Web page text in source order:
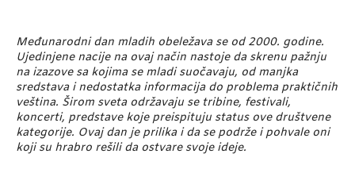
Međunarodni dan mladih obeležava se od 2000. godine.
Ujedinjene nacije na ovaj način nastoje da skrenu pažnju
na izazove sa kojima se mladi suočavaju, od manjka
sredstava i nedostatka informacija do problema praktičnih
veština. Širom sveta održavaju se tribine, festivali,
koncerti, predstave koje preispituju status ove društvene
kategorije. Ovaj dan je prilika i da se podrže i pohvale oni
koji su hrabro rešili da ostvare svoje ideje.